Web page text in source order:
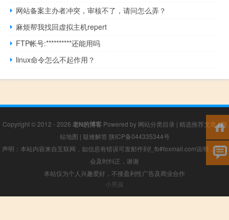
网站备案主办者冲突，审核不了，请问怎么弄？
麻烦帮我找回虚拟主机repert
FTP帐号:**********还能用吗
linux命令怎么不起作用？
Copyright © 2012 - 2026 老N的博客Powered by 网站分类目录 | 精选推荐文章|网
站地图 | 疑难解答 陕ICP备044335344号
声明：本站内容来自互联网，如信息有错误可发邮件到f_fb#foxmail.com说明，我们
会及时纠正，谢谢
本站仅为个人兴趣爱好，不接盈利性广告及商业合作
小男孩